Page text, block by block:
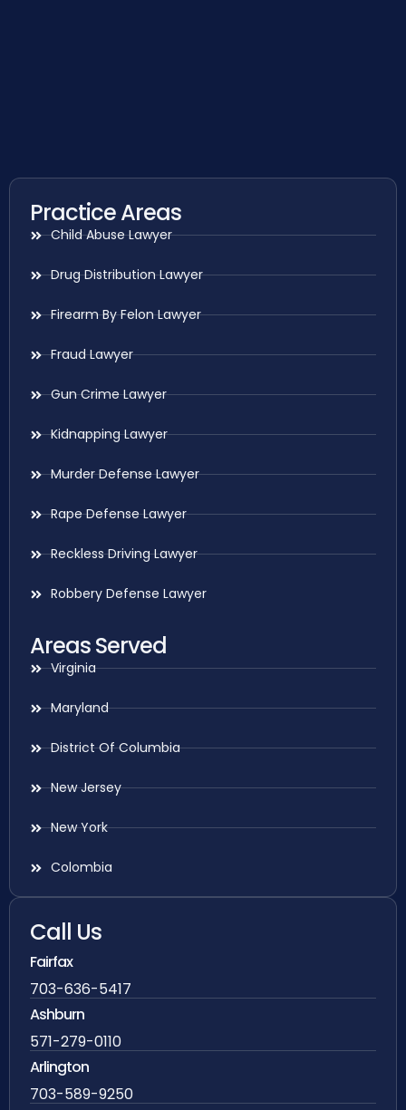
Practice Areas
Child Abuse Lawyer
Drug Distribution Lawyer
Firearm By Felon Lawyer
Fraud Lawyer
Gun Crime Lawyer
Kidnapping Lawyer
Murder Defense Lawyer
Rape Defense Lawyer
Reckless Driving Lawyer
Robbery Defense Lawyer
Areas Served
Virginia
Maryland
District Of Columbia
New Jersey
New York
Colombia
Call Us
Fairfax
703-636-5417
Ashburn
571-279-0110
Arlington
703-589-9250